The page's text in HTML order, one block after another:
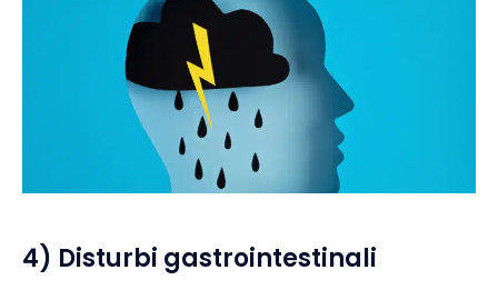
4) Disturbi gastrointestinali